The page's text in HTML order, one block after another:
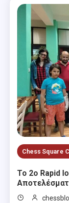
Chess Square
Το 2ο Rapid